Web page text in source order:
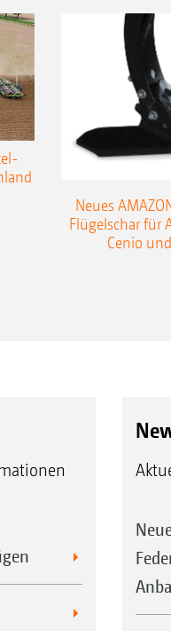
Neues
Flügelschar für
Cenio